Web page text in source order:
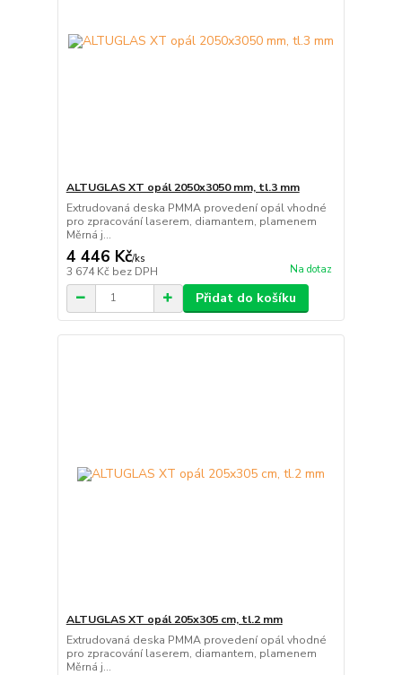
ALTUGLAS XT opál 2050x3050 mm, tl.3 mm
Extrudovaná deska PMMA provedení opál vhodné
pro zpracování laserem, diamantem, plamenem
Měrná j...
4 446 Kč/ks
3 674 Kč bez DPH Na dotaz
Přidat do košíku
ALTUGLAS XT opál 205x305 cm, tl.2 mm
Extrudovaná deska PMMA provedení opál vhodné
pro zpracování laserem, diamantem, plamenem
Měrná j...